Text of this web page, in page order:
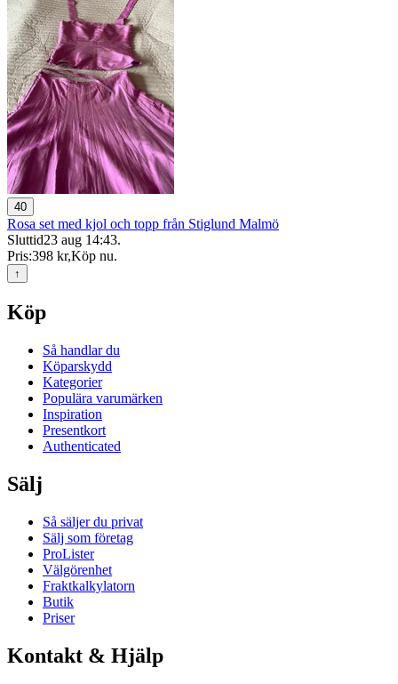
40
Rosa set med kjol och topp från Stiglund Malmö
Sluttid23 aug 14:43.
Pris:398 kr,Köp nu.
↑
Köp
Så handlar du
Köparskydd
Kategorier
Populära varumärken
Inspiration
Presentkort
Authenticated
Sälj
Så säljer du privat
Sälj som företag
ProLister
Välgörenhet
Fraktkalkylatorn
Butik
Priser
Kontakt & Hjälp